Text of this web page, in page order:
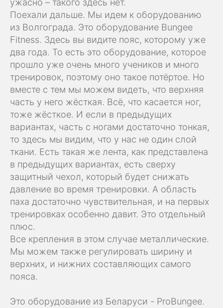
ужасно – такого здесь нет.
Поехали дальше. Мы идем к оборудованию
из Волгограда. Это оборудование Bungee
Fitness. Здесь вы видите пояс, которому уже
два года. То есть это оборудование, которое
прошло уже очень много учеников и много
тренировок, поэтому оно такое потёртое. Но
вместе с тем мы можем видеть, что верхняя
часть у него жёсткая. Всё, что касается ног,
тоже жёсткое. И если в предыдущих
вариантах, часть с ногами достаточно тонкая,
то здесь мы видим, что у нас не один слой
ткани. Есть такая же лента, как представлена
в предыдущих вариантах, есть сверху
защитный чехол, который будет снижать
давление во время тренировки. А область
паха достаточно чувствительная, и на первых
тренировках особенно давит. Это отдельный
плюс.
Все крепления в этом случае металлические.
Мы можем также регулировать ширину и
верхних, и нижних составляющих самого
пояса.
Это оборудование из Беларуси - ProBungee.